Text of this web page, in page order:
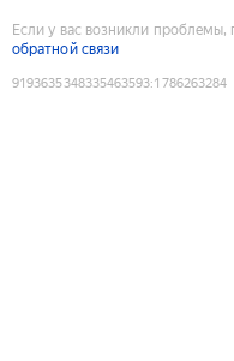
Если у вас возникли проблемы,
обратной связи
9193635348335463593:1786263284